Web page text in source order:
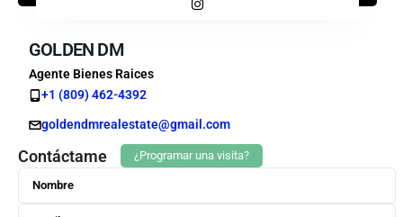
GOLDEN DM
Agente Bienes Raices
+1 (809) 462-4392
goldendmrealestate@gmail.com
Contáctame ¿Programar una visita?